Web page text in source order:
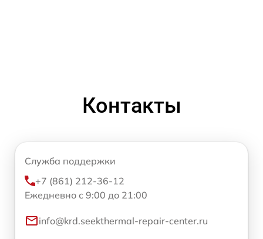
Контакты
Служба поддержки
+7 (861) 212-36-12
Ежедневно с 9:00 до 21:00
info@krd.seekthermal-repair-center.ru